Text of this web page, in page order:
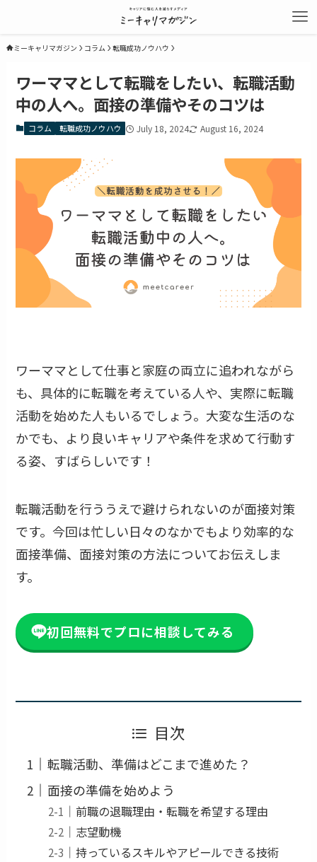
ミーキャリマガジン コラム 転職成功ノウハウ
ワーママとして転職をしたい、転職活動
中の人へ。面接の準備やそのコツは
コラム 転職成功ノウハウ July 18, 2024 August 16, 2024
ワーママとして仕事と家庭の両立に追われながら
も、具体的に転職を考えている人や、実際に転職
活動を始めた人もいるでしょう。大変な生活のな
かでも、より良いキャリアや条件を求めて行動す
る姿、すばらしいです！
転職活動を行ううえで避けられないのが面接対策
です。今回は忙しい日々のなかでもより効率的な
面接準備、面接対策の方法についてお伝えしま
す。
初回無料でプロに相談してみる
目次
転職活動、準備はどこまで進めた？
面接の準備を始めよう
前職の退職理由・転職を希望する理由
志望動機
持っているスキルやアピールできる技術